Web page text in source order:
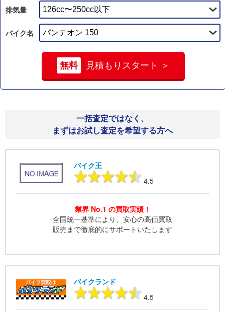
排気量
バイク名
無料 見積もりスタート ＞
一括査定ではなく、
まずはお試し査定を希望する方へ
バイク王
4.5
業界 No.1 の買取実績！
全国統一基準により、安心の高価買取
販売まで徹底的にサポートいたします
バイクランド
4.5